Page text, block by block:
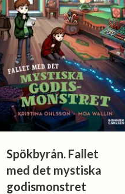
Spökbyrån. Fallet
med det mystiska
godismonstret